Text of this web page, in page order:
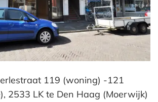
119 (woning) -121
2533 LK te Den Haag (Moerwijk)